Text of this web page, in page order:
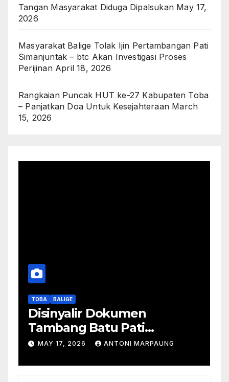
Tangan Masyarakat Diduga Dipalsukan May 17,
2026
Masyarakat Balige Tolak Ijin Pertambangan Pati
Simanjuntak – btc Akan Investigasi Proses
Perijinan April 18, 2026
Rangkaian Puncak HUT ke-27 Kabupaten Toba
– Panjatkan Doa Untuk Kesejahteraan March
15, 2026
TOBA BALIGE
Disinyalir Dokumen
Tambang Batu Pati
Simanjuntak Palsu – Jerry
Berada Di DTA – Frengki
MAY 17, 2026 ANTONI MARPAUNG